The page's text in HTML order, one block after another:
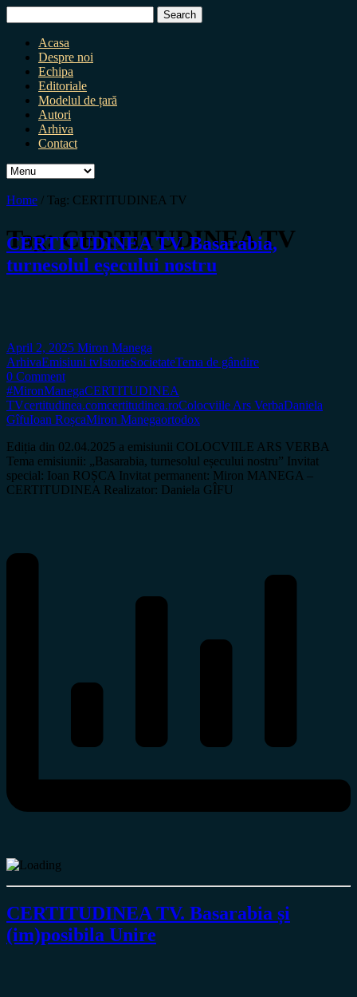
for:
Acasa
Despre noi
Echipa
Editoriale
Modelul de țară
Autori
Arhiva
Contact
Home / Tag: CERTITUDINEA TV
Tag:CERTITUDINEA TV
CERTITUDINEA TV. Basarabia,
turnesolul eșecului nostru
April 2, 2025 Miron Manega
ArhivaEmisiuni tvIstorieSocietateTema de gândire
0 Comment
#MironManegaCERTITUDINEA
TVcertitudinea.comcertitudinea.roColocviile Ars VerbaDaniela
GîfuIoan RoșcaMiron Manegaortodox
Ediția din 02.04.2025 a emisiunii COLOCVIILE ARS VERBA
Tema emisiunii: „Basarabia, turnesolul eșecului nostru” Invitat
special: Ioan ROȘCA Invitat permanent: Miron MANEGA –
CERTITUDINEA Realizator: Daniela GÎFU
CERTITUDINEA TV. Basarabia și
(im)posibila Unire